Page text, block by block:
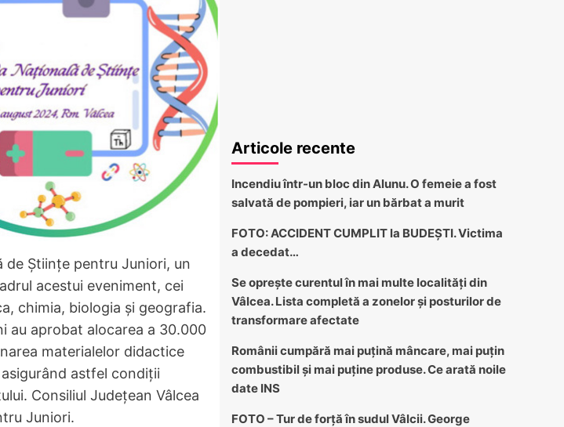
de Științe pentru Juniori, un
acestui eveniment, cei
chimia, biologia și geografia.
au aprobat alocarea a 30.000
materialelor didactice
astfel condiții
Consiliul Județean Vâlcea
Juniori.
Articole recente
Incendiu într-un bloc din Alunu. O femeie a fost
salvată de pompieri, iar un bărbat a murit
FOTO: ACCIDENT CUMPLIT la BUDEȘTI. Victima
a decedat…
Se oprește curentul în mai multe localități din
Vâlcea. Lista completă a zonelor și posturilor de
transformare afectate
Românii cumpără mai puțină mâncare, mai puțin
combustibil și mai puține produse. Ce arată noile
date INS
FOTO – Tur de forță în sudul Vâlcii. George